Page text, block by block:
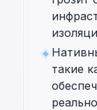
такие